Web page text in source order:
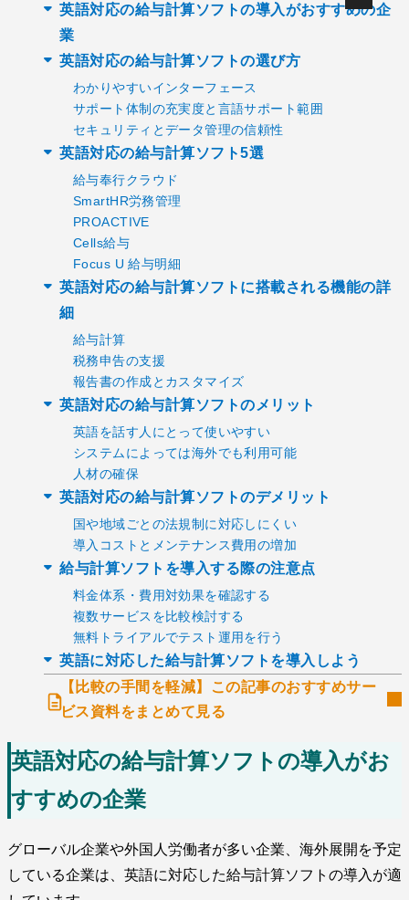
英語対応の給与計算ソフトの導入がおすすめの企
業
英語対応の給与計算ソフトの選び方
わかりやすいインターフェース
サポート体制の充実度と言語サポート範囲
セキュリティとデータ管理の信頼性
英語対応の給与計算ソフト5選
給与奉行クラウド
SmartHR労務管理
PROACTIVE
Cells給与
Focus U 給与明細
英語対応の給与計算ソフトに搭載される機能の詳
細
給与計算
税務申告の支援
報告書の作成とカスタマイズ
英語対応の給与計算ソフトのメリット
英語を話す人にとって使いやすい
システムによっては海外でも利用可能
人材の確保
英語対応の給与計算ソフトのデメリット
国や地域ごとの法規制に対応しにくい
導入コストとメンテナンス費用の増加
給与計算ソフトを導入する際の注意点
料金体系・費用対効果を確認する
複数サービスを比較検討する
無料トライアルでテスト運用を行う
英語に対応した給与計算ソフトを導入しよう
【比較の手間を軽減】この記事のおすすめサー
ビス資料をまとめて見る
英語対応の給与計算ソフトの導入がお
すすめの企業
グローバル企業や外国人労働者が多い企業、海外展開を予定
している企業は、英語に対応した給与計算ソフトの導入が適